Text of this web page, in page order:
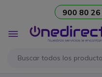
900 80 26
Toggle
Nav